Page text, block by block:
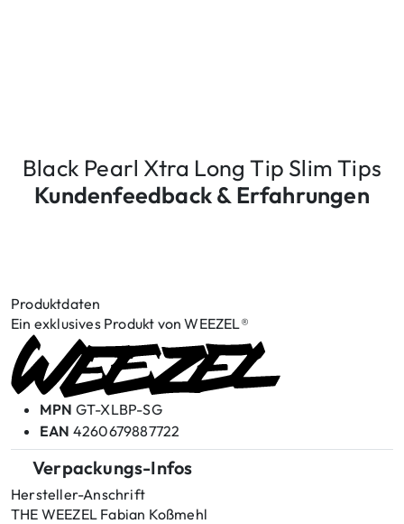
Black Pearl Xtra Long Tip Slim Tips
Kundenfeedback & Erfahrungen
Produktdaten
Ein exklusives Produkt von WEEZEL®
MPN GT-XLBP-SG
EAN 4260679887722
Verpackungs-Infos
Hersteller-Anschrift
THE WEEZEL Fabian Koßmehl